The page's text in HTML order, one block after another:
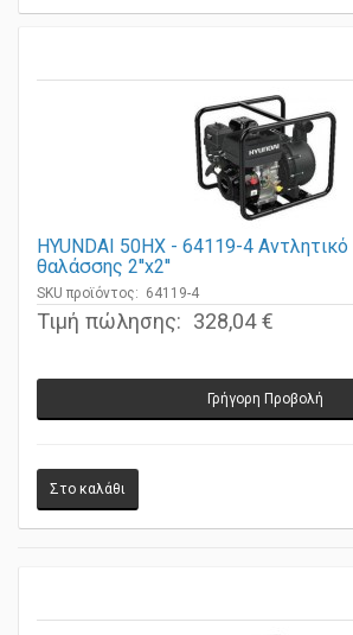
HYUNDAI 50HX - 64119-4 Αντλητικό
θαλάσσης 2''x2''
SKU προϊόντος: 64119-4
Τιμή πώλησης: 328,04 €